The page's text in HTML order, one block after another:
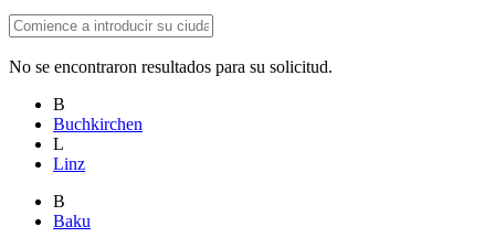
No se encontraron resultados para su solicitud.
B
Buchkirchen
L
Linz
B
Baku